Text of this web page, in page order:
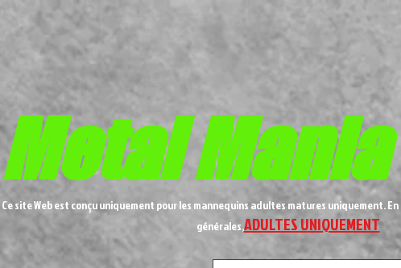
MetalMania
Ce site Web est conçu uniquement pour les mannequins adultes matures uniquement.
générales,ADULTES UNIQUEMENT